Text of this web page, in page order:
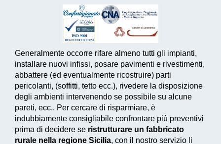
Generalmente occorre rifare almeno tutti gli impianti,
installare nuovi infissi, posare pavimenti e rivestimenti,
abbattere (ed eventualmente ricostruire) parti
pericolanti, (soffitti, tetto ecc.), rivedere la disposizione
degli ambienti intervenendo se possibile su alcune
pareti, ecc.. Per cercare di risparmiare, è
indubbiamente consigliabile confrontare più preventivi
prima di decidere se ristrutturare un fabbricato
rurale nella regione Sicilia, con il nostro servizio li